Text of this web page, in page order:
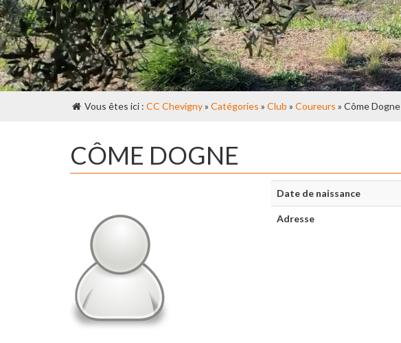
Vous êtes ici : CC Chevigny» Catégories » Club » Coureurs » Côme Dogne
CÔME DOGNE
Date de naissance
Adresse